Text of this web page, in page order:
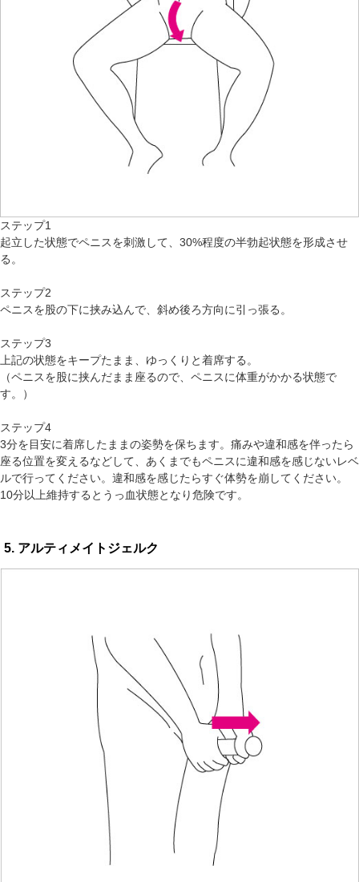
ステップ1
起立した状態でペニスを刺激して、30%程度の半勃起状態を形成させ
る。
ステップ2
ペニスを股の下に挟み込んで、斜め後ろ方向に引っ張る。
ステップ3
上記の状態をキープたまま、ゆっくりと着席する。
（ペニスを股に挟んだまま座るので、ペニスに体重がかかる状態で
す。）
ステップ4
3分を目安に着席したままの姿勢を保ちます。痛みや違和感を伴ったら
座る位置を変えるなどして、あくまでもペニスに違和感を感じないレベ
ルで行ってください。違和感を感じたらすぐ体勢を崩してください。
10分以上維持するとうっ血状態となり危険です。
5. アルティメイトジェルク